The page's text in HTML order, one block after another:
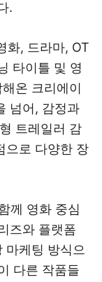
.
화, 드라마, OT
타이틀 및 영
온 크리에이
넘어, 감정과
트레일러 감
으로 다양한 장
께 영화 중심
즈와 플랫폼
마케팅 방식으
다른 작품들